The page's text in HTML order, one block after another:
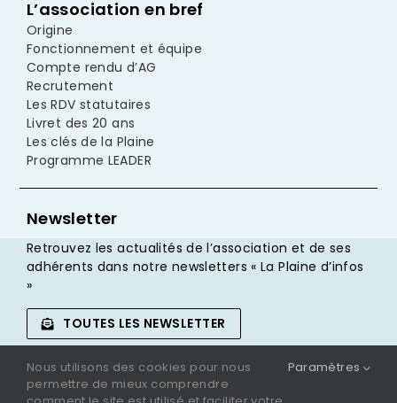
L’association en bref
Origine
Fonctionnement et équipe
Compte rendu d’AG
Recrutement
Les RDV statutaires
Livret des 20 ans
Les clés de la Plaine
Programme LEADER
Newsletter
Retrouvez les actualités de l’association et de ses
adhérents dans notre newsletters « La Plaine d’infos
»
TOUTES LES NEWSLETTER
JE M’INSCRIS
Nous utilisons des cookies pour nous
permettre de mieux comprendre
Paramètres